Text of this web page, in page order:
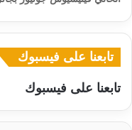
تابعنا على فيسبوك
تابعنا على فيسبوك